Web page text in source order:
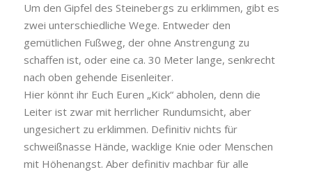
Um den Gipfel des Steinebergs zu erklimmen, gibt es
zwei unterschiedliche Wege. Entweder den
gemütlichen Fußweg, der ohne Anstrengung zu
schaffen ist, oder eine ca. 30 Meter lange, senkrecht
nach oben gehende Eisenleiter.
Hier könnt ihr Euch Euren „Kick“ abholen, denn die
Leiter ist zwar mit herrlicher Rundumsicht, aber
ungesichert zu erklimmen. Definitiv nichts für
schweißnasse Hände, wacklige Knie oder Menschen
mit Höhenangst. Aber definitiv machbar für alle